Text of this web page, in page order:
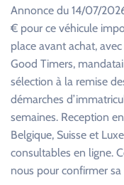
Annonce du 14/07/
€ pour ce véhicule
place avant achat,
Good Timers,
sélection à la remise
démarches
semaines. Reception
Belgique, Suisse et
consultables en ligne.
nous pour confirmer